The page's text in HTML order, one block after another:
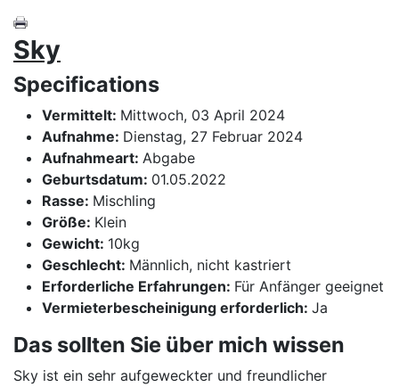
Sky
Specifications
Vermittelt: Mittwoch, 03 April 2024
Aufnahme: Dienstag, 27 Februar 2024
Aufnahmeart: Abgabe
Geburtsdatum: 01.05.2022
Rasse: Mischling
Größe: Klein
Gewicht: 10kg
Geschlecht: Männlich, nicht kastriert
Erforderliche Erfahrungen: Für Anfänger geeignet
Vermieterbescheinigung erforderlich: Ja
Das sollten Sie über mich wissen
Sky ist ein sehr aufgeweckter und freundlicher